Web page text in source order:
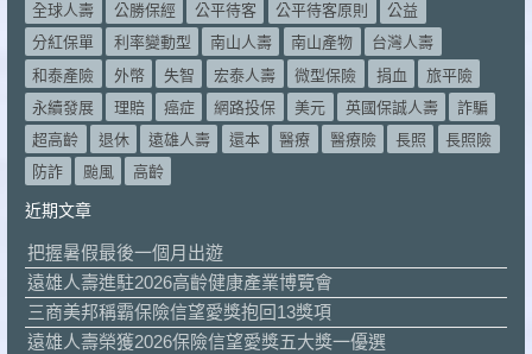
全球人壽
公勝保經 公平待客 公平待客原則
公益
分紅保單
利率變動型 南山人壽 南山產物
台灣人壽
和泰產險
外幣 失智 宏泰人壽 微型保險 捐血
旅平險
永續發展
理賠 癌症 網路投保 美元 英國保誠人壽
詐騙
超高齡
退休 遠雄人壽 還本 醫療 醫療險 長照
長照險
防詐
颱風 高齡
近期文章
把握暑假最後一個月出遊
遠雄人壽進駐2026高齡健康產業博覽會
三商美邦稱霸保險信望愛獎抱回13獎項
遠雄人壽榮獲2026保險信望愛獎五大獎一優選